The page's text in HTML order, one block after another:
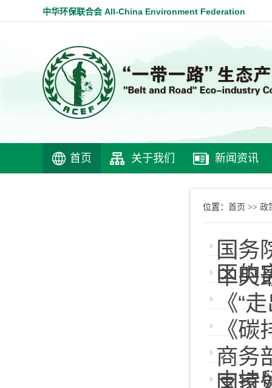
中华环保联合会 All-China Environment Federation
首页 关于我们 新闻资讯
位置： 首页 >> 政
国务
区的
中央
《“
《碳
商务
支持